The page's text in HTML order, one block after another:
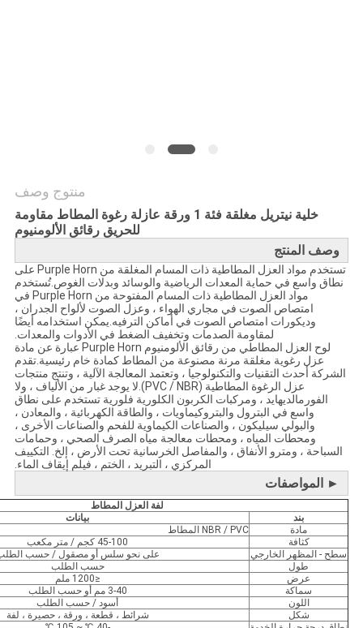
منتوج وصف
خلية نيتريل مغلقة فئة 1 ورقة عازلة رغوة المطاط مقاومة
للحريق رقائق الألومنيوم
وصف المنتج
تستخدم مواد العزل المطاطية ذات المسام المغلقة من Purple Horn على
نطاق واسع في حماية المعدات الرياضية والوسائد وبدلات الغوص.تُستخدم
مواد العزل المطاطية ذات المسام المفتوحة من Purple Horn في
امتصاص الصوت في مجاري الهواء ، وعزل الصوت لألواح الجدران ،
وديكورات امتصاص الصوت في أماكن الترفيه.يمكن استخدامه أيضًا
لمقاومة الصدمات وتخفيف الضغط في الأدوات والمعدات.
لوح العزل المطاطي من رقائق الألومنيوم Purple Horn عبارة عن مادة
عزل رغوية مغلقة مرنة مصنوعة من المطاط كمادة خام رئيسية.تقدم
الشركة أحدث التقنيات والتكنولوجيا ، وتعتمد المعالجة الآلية ، وتنتج منتجات
عزل الرغوة المطاطية (PVC / NBR).لا يوجد غبار من الألياف ، ولا
الفورمالديهايد ، ومركبات الكربون الكلورية فلورية تستخدم على نطاق
واسع في البترول والبتروكيماويات ، والطاقة الكهربائية ، والمعادن ،
والبولي سيليكون ، والصناعات الكيماوية للفحم والصناعات الأخرى ،
ومحطات المياه ، ومحطات معالجة مياه الصرف الصحي ، وحمامات
السباحة ، ومترو الأنفاق ، والمفاصل الخرسانية تحت الأرض ، إلخ. التكييف
المركزي ، التبريد ، الختم ، فيلم إيقاف الماء.
► المواصفات
لفة العزل المطاط
بند
بيانات
مادة
NBR / PVC المطاط
كثافة
45-100 كجم / متر مكعب
سطح - المظهر الخارجي
على نحو سلس أو مصقول / حسب
طول
حسب الطلب
عرض
≤1200 ملم
سماكة
3-40 مم أو حسب الطلب
اللون
أسود / حسب الطلب
شكل
شرائط ، قطعة ، ورقة ، حصيرة ، لفة